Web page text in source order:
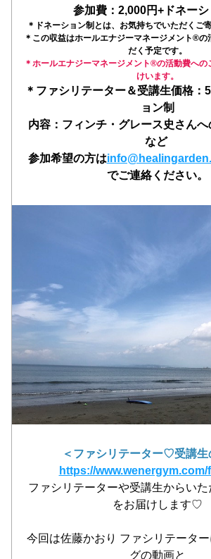
参加費：2,000円+ドネーシ
＊ドネーション制とは、お気持ちでいただくご
＊この収益はホールエナジーマネージメント®️の
だく予定です。
＊ホールエナジーマネージメント®️の活動費への
けいます。
＊ファシリテーター＆受講生価格：
ョン制​
内容：フィンチ・グレース史さん
など
参加希望の方は
でご連絡ください。
＜ファシリテーター♡受講生
https://
ファシリテーターや受講生からい
をお届けします♡
今回は佐藤かおり ファシリテータ
グの動画と